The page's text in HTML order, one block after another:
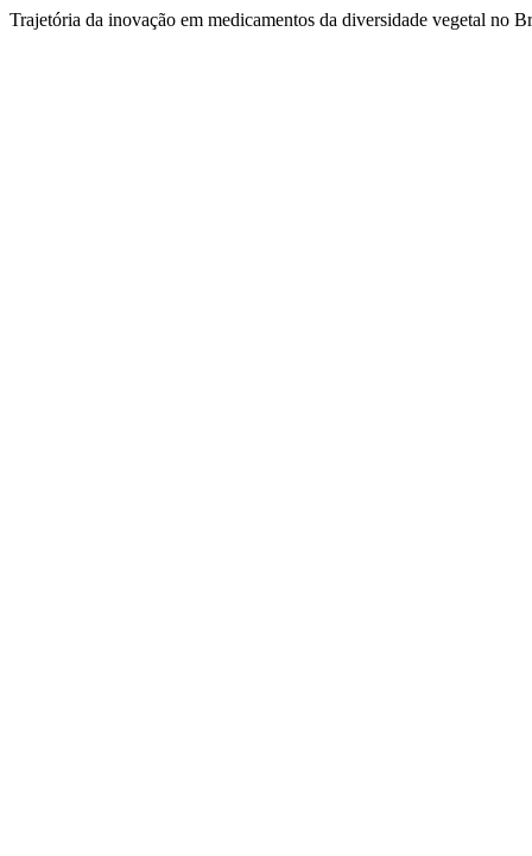
Trajetória da inovação em medicamentos da diversidade vegetal no